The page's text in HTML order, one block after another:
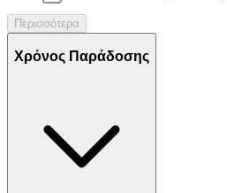
Περισσότερα
Χρόνος Παράδοσης